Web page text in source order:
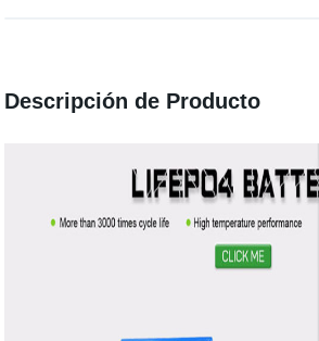
Descripción de Producto